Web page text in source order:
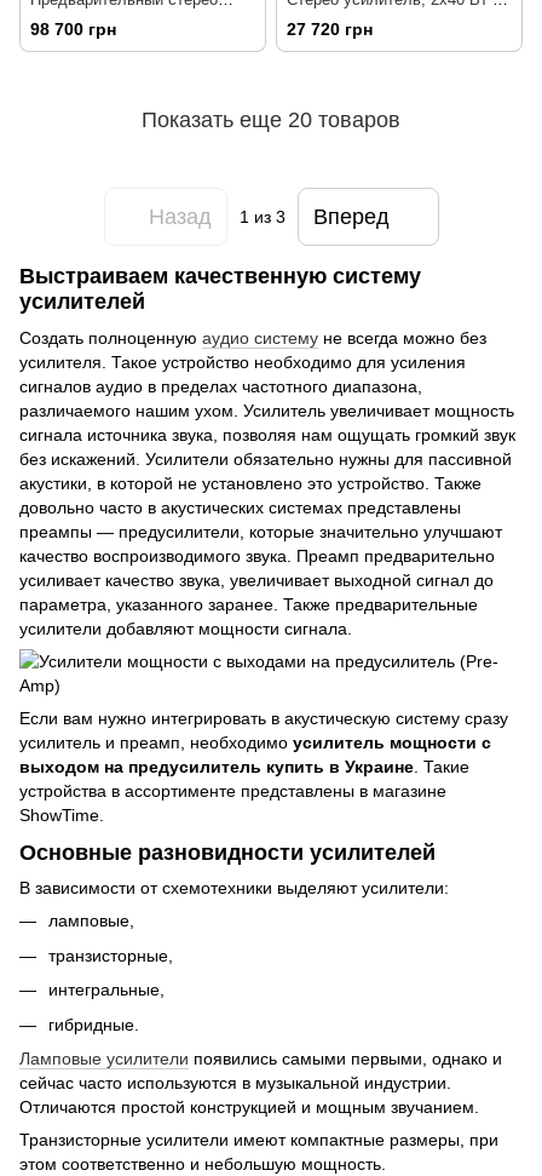
усилитель
98 700 грн
Ом)
27 720 грн
Показать еще 20 товаров
Назад 1из 3 Вперед
Выстраиваем качественную систему
усилителей
Создать полноценную аудио систему не всегда можно без
усилителя. Такое устройство необходимо для усиления
сигналов аудио в пределах частотного диапазона,
различаемого нашим ухом. Усилитель увеличивает мощность
сигнала источника звука, позволяя нам ощущать громкий звук
без искажений. Усилители обязательно нужны для пассивной
акустики, в которой не установлено это устройство. Также
довольно часто в акустических системах представлены
преампы — предусилители, которые значительно улучшают
качество воспроизводимого звука. Преамп предварительно
усиливает качество звука, увеличивает выходной сигнал до
параметра, указанного заранее. Также предварительные
усилители добавляют мощности сигнала.
Если вам нужно интегрировать в акустическую систему сразу
усилитель и преамп, необходимо усилитель мощности с
выходом на предусилитель купить в Украине . Такие
устройства в ассортименте представлены в магазине
ShowTime.
Основные разновидности усилителей
В зависимости от схемотехники выделяют усилители:
ламповые,
транзисторные,
интегральные,
гибридные.
Ламповые усилители появились самыми первыми, однако и
сейчас часто используются в музыкальной индустрии.
Отличаются простой конструкцией и мощным звучанием.
Транзисторные усилители имеют компактные размеры, при
этом соответственно и небольшую мощность.